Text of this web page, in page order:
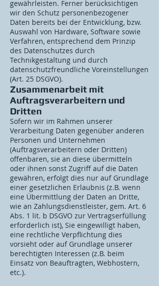
gewährleisten. Ferner berücksichtigen
wir den Schutz personenbezogener
Daten bereits bei der Entwicklung, bzw.
Auswahl von Hardware, Software sowie
Verfahren, entsprechend dem Prinzip
des Datenschutzes durch
Technikgestaltung und durch
datenschutzfreundliche Voreinstellungen
(Art. 25 DSGVO).
Zusammenarbeit mit
Auftragsverarbeitern und
Dritten
Sofern wir im Rahmen unserer
Verarbeitung Daten gegenüber anderen
Personen und Unternehmen
(Auftragsverarbeitern oder Dritten)
offenbaren, sie an diese übermitteln
oder ihnen sonst Zugriff auf die Daten
gewähren, erfolgt dies nur auf Grundlage
einer gesetzlichen Erlaubnis (z.B. wenn
eine Übermittlung der Daten an Dritte,
wie an Zahlungsdienstleister, gem. Art. 6
Abs. 1 lit. b DSGVO zur Vertragserfüllung
erforderlich ist), Sie eingewilligt haben,
eine rechtliche Verpflichtung dies
vorsieht oder auf Grundlage unserer
berechtigten Interessen (z.B. beim
Einsatz von Beauftragten, Webhostern,
etc.).